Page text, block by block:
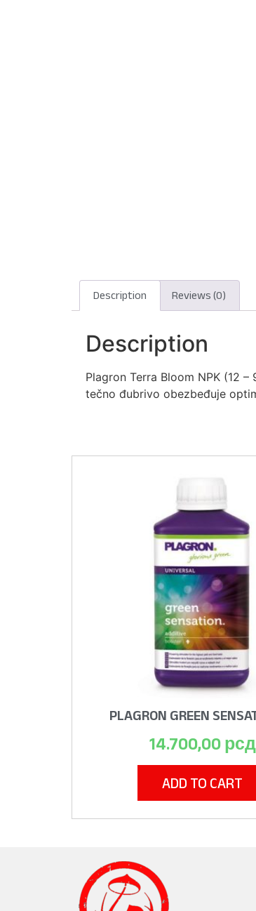
Description Reviews (0)
Description
Plagron Terra Bloom NPK (12
tečno đubrivo obezbeđuje
PLAGRON GREEN
14.700,00 рсд
ADD TO CART